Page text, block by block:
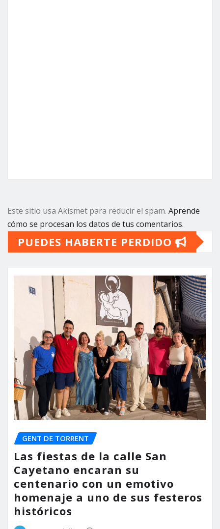
Este sitio usa Akismet para reducir el spam. Aprende
cómo se procesan los datos de tus comentarios.
PUEDES HABERTE PERDIDO
GENT DE TORRENT
Las fiestas de la calle San
Cayetano encaran su
centenario con un emotivo
homenaje a uno de sus festeros
históricos